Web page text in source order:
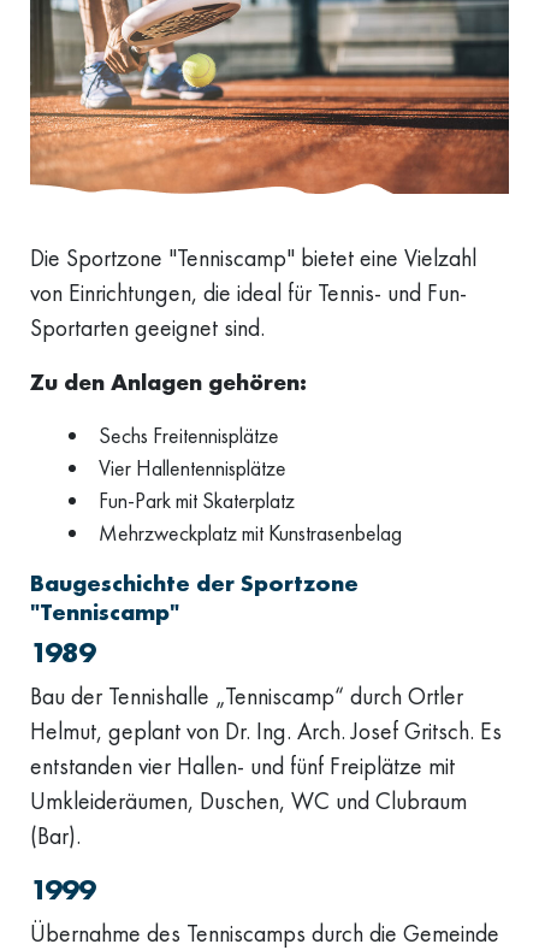
Die Sportzone "Tenniscamp" bietet eine Vielzahl
von Einrichtungen, die ideal für Tennis- und Fun-
Sportarten geeignet sind.
Zu den Anlagen gehören:
Sechs Freitennisplätze
Vier Hallentennisplätze
Fun-Park mit Skaterplatz
Mehrzweckplatz mit Kunstrasenbelag
Baugeschichte der Sportzone
"Tenniscamp"
1989
Bau der Tennishalle „Tenniscamp“ durch Ortler
Helmut, geplant von Dr. Ing. Arch. Josef Gritsch. Es
entstanden vier Hallen- und fünf Freiplätze mit
Umkleideräumen, Duschen, WC und Clubraum
(Bar).
1999
Übernahme des Tenniscamps durch die Gemeinde